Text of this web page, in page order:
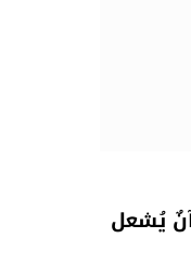
يُشعل